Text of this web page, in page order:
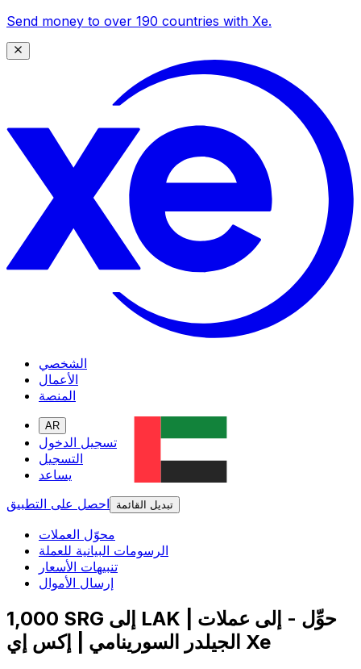
Send money to over 190 countries with Xe.
الشخصي
الأعمال
المنصة
AR
تسجيل الدخول
التسجيل
يساعد
احصل على التطبيق
تبديل القائمة
محوّل العملات
الرسومات البيانية للعملة
تنبيهات الأسعار
إرسال الأموال
1,000 SRG إلى LAK | حوِّل - إلى عملات
الجيلدر السورينامي | إكس إي Xe